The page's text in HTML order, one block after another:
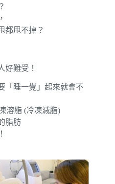
都甩不掉？
好難受！
「睡一覺」起來就會不
溶脂 (冷凍減脂)
脂肪